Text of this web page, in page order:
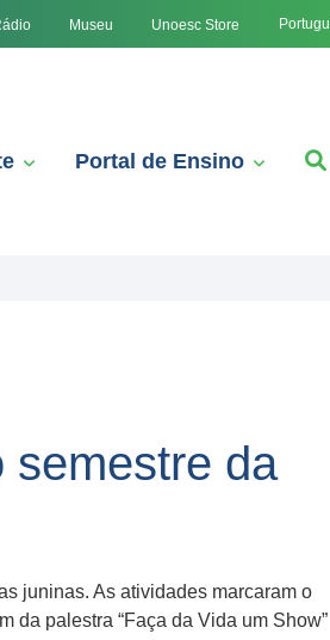
Museu Unoesc Store
Portal de Ensino
semestre da
juninas. As atividades marcaram o
da palestra “Faça da Vida um Show”